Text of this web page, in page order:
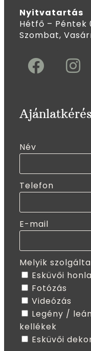
Nyitvatartás
Hétfő – Péntek
Szombat,
Ajánlatkérés
Név
Telefon
E-mail
Melyik
Esküvői
Fotózás
Videózás
Legény /
kellékek
Esküvői